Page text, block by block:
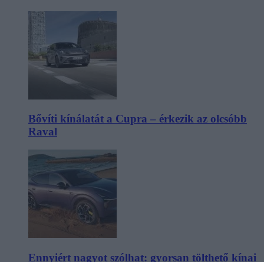
Bővíti kínálatát a Cupra – érkezik az olcsóbb
Raval
Ennyiért nagyot szólhat: gyorsan tölthető kínai